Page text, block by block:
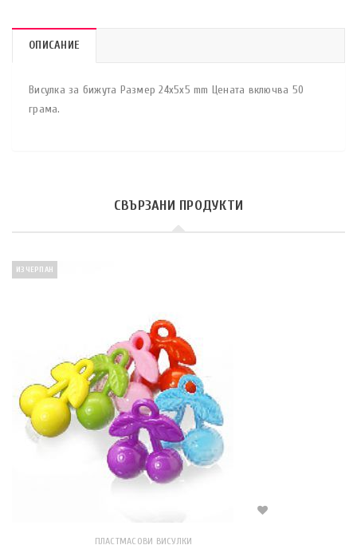
ОПИСАНИЕ
Висулка за бижута Размер 24х5х5 mm Цената включва 50
грама.
СВЪРЗАНИ ПРОДУКТИ
ИЗЧЕРПАН
ПЛАСТМАСОВИ ВИСУЛКИ